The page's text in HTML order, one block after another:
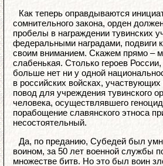
Как теперь оправдываются
сомнительного закона, орден
пробелы в награждении тувинских
федеральными наградами, подвиги
своим вниманием. Скажем прямо –
слабенькая. Столько героев России,
больше нет ни у одной
в российских войсках,
повод для учреждения тувинского
человека, осуществлявшего
порабощение славянского этноса
несостоятельный.
Да, по преданию, Субедей был
воином, за 50 лет военной службы
множестве битв. Но это был воин